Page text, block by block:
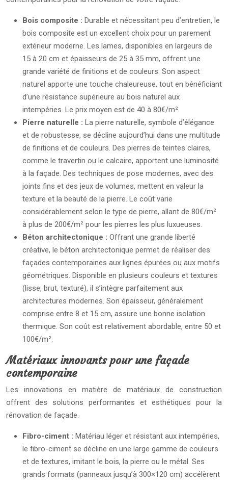
Bois composite : Durable et nécessitant peu d’entretien, le
bois composite est un excellent choix pour un parement
extérieur moderne. Les lames, disponibles en largeurs de
15 à 20 cm et épaisseurs de 25 à 35 mm, offrent une
grande variété de finitions et de couleurs. Son aspect
naturel apporte une touche chaleureuse, tout en bénéficiant
d’une résistance supérieure au bois naturel aux
intempéries. Le prix moyen est de 40 à 80€/m².
Pierre naturelle : La pierre naturelle, symbole d’élégance
et de robustesse, se décline aujourd’hui dans une multitude
de finitions et de couleurs. Des pierres de teintes claires,
comme le travertin ou le calcaire, apportent une luminosité
à la façade. Des techniques de pose modernes, avec des
joints fins et des jeux de volumes, mettent en valeur la
texture et la beauté de la pierre. Le coût varie
considérablement selon le type de pierre, allant de 80€/m²
à plus de 200€/m² pour les pierres les plus luxueuses.
Béton architectonique : Offrant une grande liberté
créative, le béton architectonique permet de réaliser des
façades contemporaines aux lignes épurées ou aux motifs
géométriques. Disponible en plusieurs couleurs et textures
(lisse, brut, texturé), il s’intègre parfaitement aux
architectures modernes. Son épaisseur, généralement
comprise entre 8 et 15 cm, assure une bonne isolation
thermique. Son coût est relativement abordable, entre 50 et
100€/m².
Matériaux innovants pour une façade
contemporaine
Les innovations en matière de matériaux de construction
offrent des solutions performantes et esthétiques pour la
rénovation de façade.
Fibro-ciment : Matériau léger et résistant aux intempéries,
le fibro-ciment se décline en une large gamme de couleurs
et de textures, imitant le bois, la pierre ou le métal. Ses
grands formats (panneaux jusqu’à 300×120 cm) accélèrent